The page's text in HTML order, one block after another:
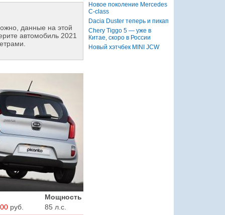
данные на этой
автомобиль 2021
Мощность
руб. 85 л.с.
Новое поколение Mercedes
C-class
Dacia Duster теперь и пикап
Chery Tiggo 5 — уже в
Китае, скоро в России
Новый хэтчбек MINI JCW